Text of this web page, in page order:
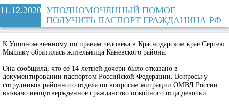
11.12.2020 УПОЛНОМОЧЕННЫЙ ПОМОГ
ПОЛУЧИТЬ ПАСПОРТ ГРАЖДАНИНА РФ
К Уполномоченному по правам человека в Краснодарском крае Сергею
Мышаку обратилась жительница Каневского района.
Она сообщила, что ее 14-летней дочери было отказано в
документировании паспортом Российской Федерации. Вопросы у
сотрудников районного отдела по вопросам миграции ОМВД России
вызвало неподтвержденное гражданство покойного отца девочки.